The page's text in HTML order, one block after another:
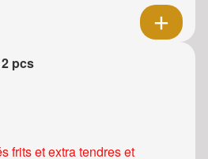
pcs
frits et extra tendres et